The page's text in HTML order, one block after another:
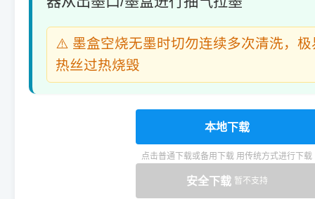
⚠️ 墨盒空烧无墨时切勿连续多次清洗，
热丝过热烧毁
本地下载
点击普通下载或备用下载 用传统方式进行下载
安全下载 暂不支持